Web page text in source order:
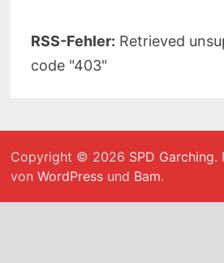
RSS-Fehler: Retrieved
code "403"
Copyright © 2026 SPD Garching.
von WordPressund Bam.